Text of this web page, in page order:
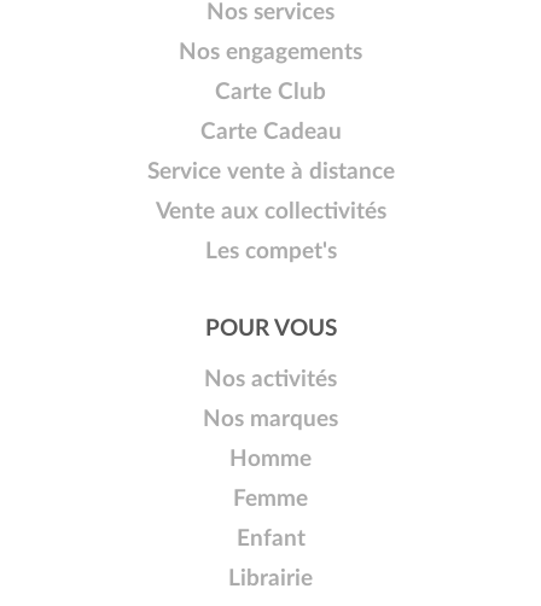
Nos services
Nos engagements
Carte Club
Carte Cadeau
Service vente à distance
Vente aux collectivités
Les compet's
POUR VOUS
Nos activités
Nos marques
Homme
Femme
Enfant
Librairie